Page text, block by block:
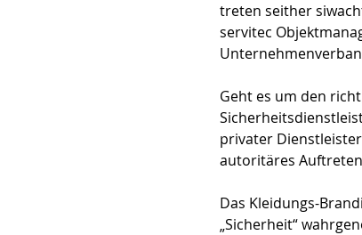
treten seither
servitec
Geht es um den
privater
autoritäres
Das Kleidungs-
„Sicherheit“